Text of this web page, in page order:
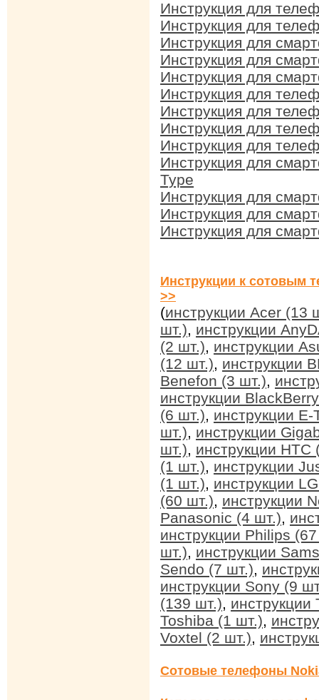
Инструкция для
Инструкция для
Инструкция для
Инструкция для
Инструкция для
Инструкция для
Инструкция для
Инструкция для
Инструкция для
Инструкция для
Type
Инструкция для
Инструкция для
Инструкция для
Инструкции к сотовым
>>
(инструкции Acer (13
шт.), инструкции
(2 шт.), инструкции
(12 шт.), инструкции
Benefon (3 шт.),
инструкции
(6 шт.), инструкции
шт.), инструкции
шт.), инструкции HTC
(1 шт.), инструкции
(1 шт.), инструкции
(60 шт.), инструкции
Panasonic (4 шт.),
инструкции Philips
шт.), инструкции
Sendo (7 шт.),
инструкции Sony (9
(139 шт.), инструкции
Toshiba (1 шт.),
Voxtel (2 шт.),
Сотовые телефоны